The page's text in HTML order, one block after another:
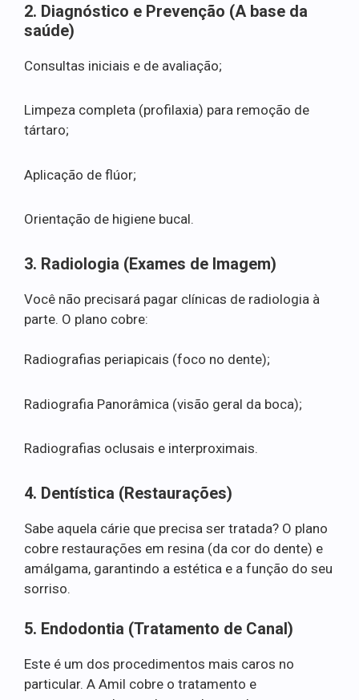
2. Diagnóstico e Prevenção (A base da
saúde)
Consultas iniciais e de avaliação;
Limpeza completa (profilaxia) para remoção de
tártaro;
Aplicação de flúor;
Orientação de higiene bucal.
3. Radiologia (Exames de Imagem)
Você não precisará pagar clínicas de radiologia à
parte. O plano cobre:
Radiografias periapicais (foco no dente);
Radiografia Panorâmica (visão geral da boca);
Radiografias oclusais e interproximais.
4. Dentística (Restaurações)
Sabe aquela cárie que precisa ser tratada? O plano
cobre restaurações em resina (da cor do dente) e
amálgama, garantindo a estética e a função do seu
sorriso.
5. Endodontia (Tratamento de Canal)
Este é um dos procedimentos mais caros no
particular. A Amil cobre o tratamento e